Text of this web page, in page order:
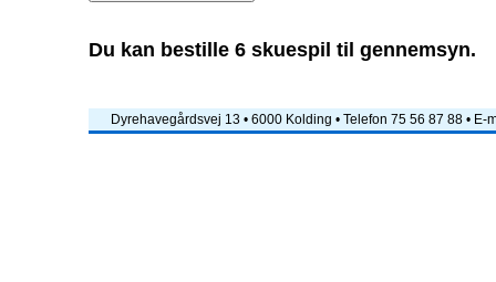
Du kan bestille 6 skuespil til gennemsyn.
Dyrehavegårdsvej 13 • 6000 Kolding • Telefon 75 56 87 88 • E-